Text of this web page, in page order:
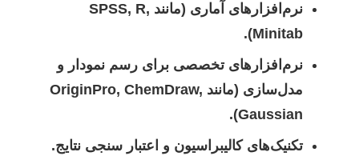
نرم‌افزارهای آماری (مانند SPSS, R,
Minitab).
نرم‌افزارهای تخصصی برای رسم نمودار و
مدل‌سازی (مانند OriginPro, ChemDraw,
Gaussian).
تکنیک‌های کالیبراسیون و اعتبار سنجی نتایج.